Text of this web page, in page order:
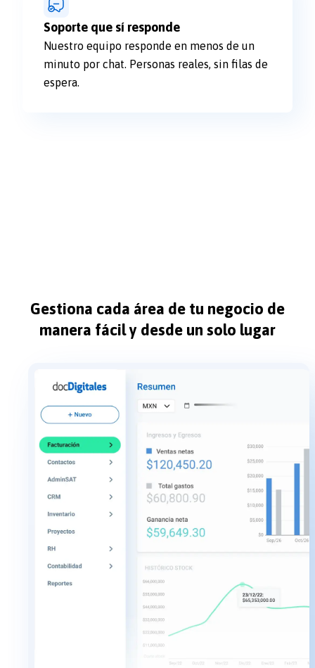
Soporte que sí responde
Nuestro equipo responde en menos de un
minuto por chat. Personas reales, sin filas de
espera.
Gestiona cada área de tu negocio de
manera fácil y desde un solo lugar